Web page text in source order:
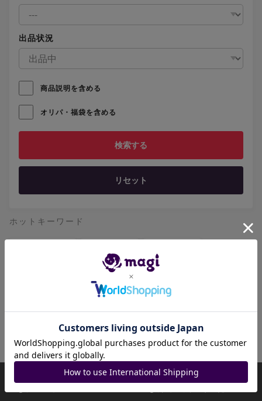
出品状況
商品説明を含める
オリパ・福袋を含める
リセット
ホットキーワード
ブラッキー
ファイアローex